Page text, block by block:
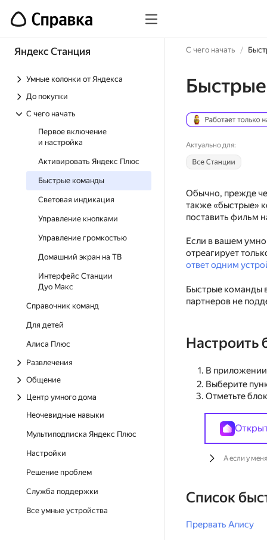
Яндекс Станция
Умные колонки от Яндекса
До покупки
С чего начать
Первое включение
и настройка
Активировать Яндекс Плюс
Быстрые команды
Световая индикация
Управление кнопками
Управление громкостью
Домашний экран на ТВ
Интерфейс Станции
Дуо Макс
Справочник команд
Для детей
Алиса Плюс
Развлечения
Общение
Центр умного дома
Неочевидные навыки
Мультиподписка Яндекс Плюс
Настройки
Решение проблем
Служба поддержки
Все умные устройства
С чего начать
Актуально для:
Обычно, прежде
также «быстрые»
поставить фильм
Если в вашем
отреагирует
ответ одним
Быстрые команды
партнеров не
Настроить
В
Выберите
Отметьте
А если у
Список
Прервать Алису